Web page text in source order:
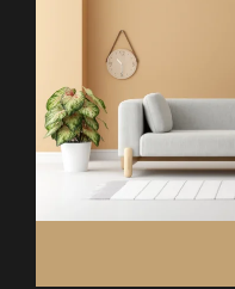
وقم باختيار السعر
لك جودة عالية.
الخدمات المقدمة